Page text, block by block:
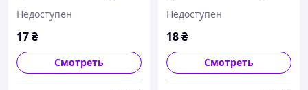
kolibri
Недоступен
17₴
Смотреть
picnic
Недоступен
18₴
Смотреть